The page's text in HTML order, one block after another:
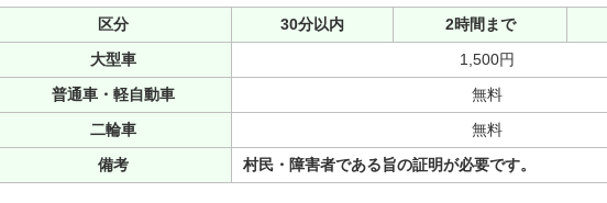
区分
30分以内 2時間まで
大型車
1,500円
普通車・軽自動車
無料
二輪車
無料
備考
村民・障害者である旨の証明が必要です。